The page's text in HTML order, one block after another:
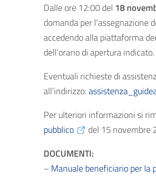
Dalle ore 12:00 del 18
domanda per
accedendo alla piattaforma
dell’orario di apertura indicato.
Eventuali richieste di
all’indirizzo:
Per ulteriori informazioni si
pubblico
del 15 novembre
DOCUMENTI:
–Manuale beneficiario per la